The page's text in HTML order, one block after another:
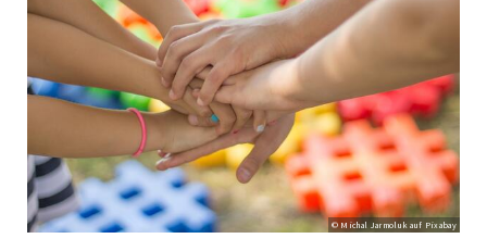
© Michal Jarmoluk auf Pixabay